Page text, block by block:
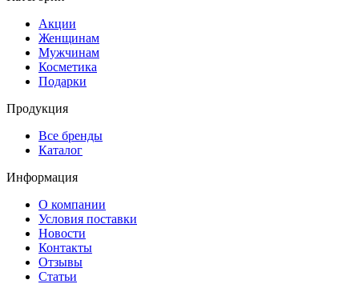
Акции
Женщинам
Мужчинам
Косметика
Подарки
Продукция
Все бренды
Каталог
Информация
О компании
Условия поставки
Новости
Контакты
Отзывы
Статьи